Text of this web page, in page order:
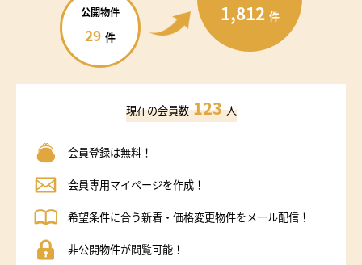
公開物件
29 件
1,812 件
現在の会員数 123 人
会員登録は無料！
会員専用マイページを作成！
希望条件に合う新着・価格変更物件をメール配信！
非公開物件が閲覧可能！